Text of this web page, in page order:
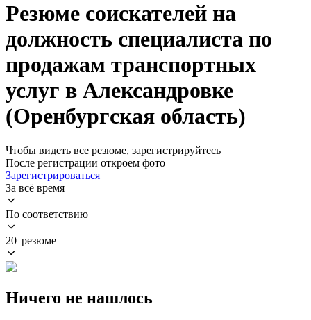
Резюме соискателей на
должность специалиста по
продажам транспортных
услуг в Александровке
(Оренбургская область)
Чтобы видеть все резюме, зарегистрируйтесь
После регистрации откроем фото
Зарегистрироваться
За всё время
По соответствию
20 резюме
Ничего не нашлось